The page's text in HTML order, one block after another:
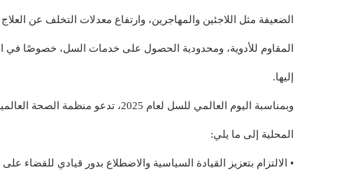
الضعيفة مثل اللاجئين والمهاجرين، وارتفاع معدلات التخلف عن
المقاوم للأدوية، ومحدودية الحصول على خدمات السل، خصوصًا في
إليها.
وبمناسبة اليوم العالمي للسل لعام 2025، تدعو منظمة الصحة العالمية الحكومات والمهنيين الصحيين والمجتمعات
المحلية إلى ما يلي:
• الالتزام بتعزيز القيادة السياسية والاضطلاع بدور قيادي للقضاء